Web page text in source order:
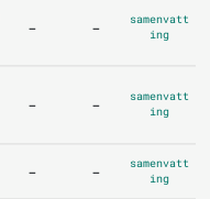
- -
samenvatt
ing
- -
samenvatt
ing
- -
samenvatt
ing